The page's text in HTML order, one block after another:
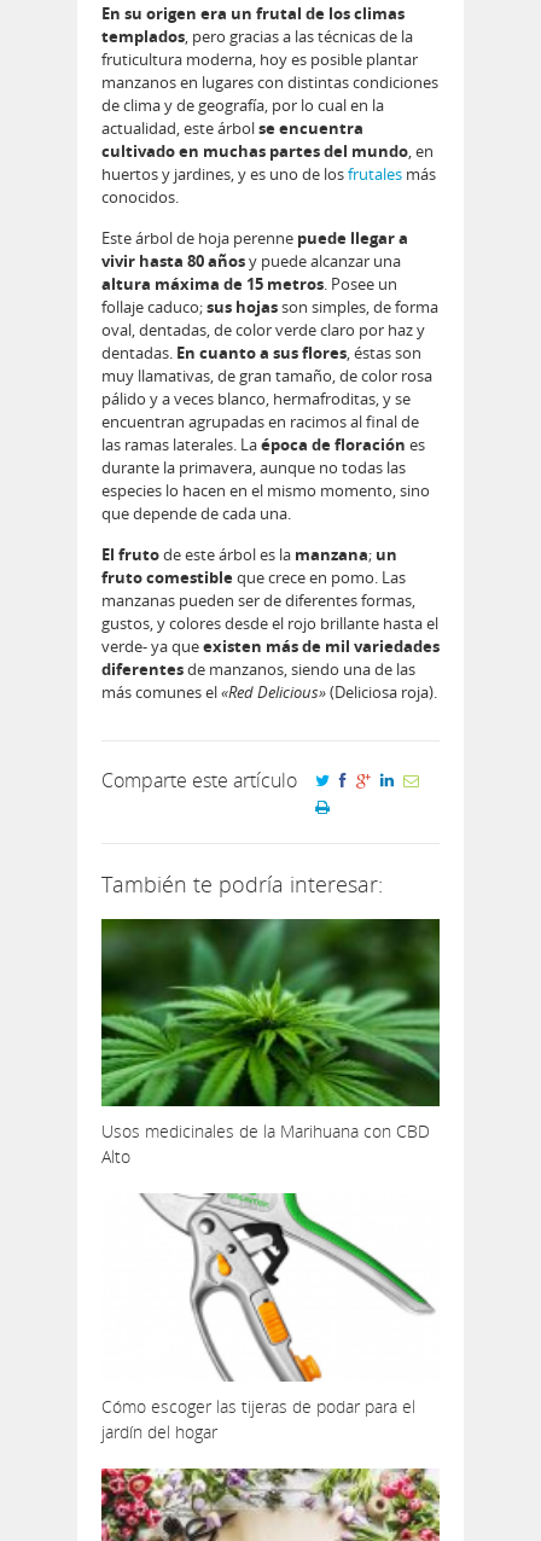
En su origen era un frutal de los climas
templados, pero gracias a las técnicas de la
fruticultura moderna, hoy es posible plantar
manzanos en lugares con distintas condiciones
de clima y de geografía, por lo cual en la
actualidad, este árbolse encuentra
cultivado en muchas partes del mundo, en
huertos y jardines, y es uno de losfrutales más
conocidos.
Este árbol de hoja perenne puede llegar a
vivir hasta 80 añosy puede alcanzar una
altura máxima de 15 metros. Posee un
follaje caduco;sus hojasson simples, de forma
oval, dentadas, de color verde claro por haz y
dentadas. En cuanto a sus flores, éstas son
muy llamativas, de gran tamaño, de color rosa
pálido y a veces blanco, hermafroditas, y se
encuentran agrupadas en racimos al final de
las ramas laterales. Laépoca de floración es
durante la primavera, aunque no todas las
especies lo hacen en el mismo momento, sino
que depende de cada una.
El frutode este árbol es la manzana; un
fruto comestibleque crece en pomo. Las
manzanas pueden ser de diferentes formas,
gustos, y colores desde el rojo brillante hasta el
verde- ya queexisten más de mil variedades
diferentesde manzanos, siendo una de las
más comunes el«Red Delicious»(Deliciosa roja).
Comparte este artículo
También te podría interesar:
Usos medicinales de la Marihuana con CBD
Alto
Cómo escoger las tijeras de podar para el
jardín del hogar